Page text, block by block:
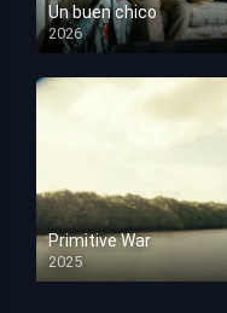
Un buen chico
2026
HD 1080p
Primitive War
2025
HD 1080p